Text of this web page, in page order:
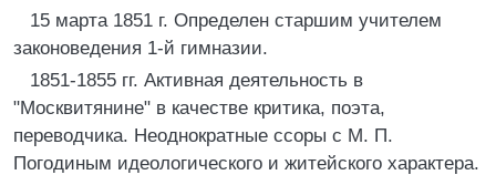
15 марта 1851 г. Определен старшим учителем
законоведения 1-й гимназии.
1851-1855 гг. Активная деятельность в
"Москвитянине" в качестве критика, поэта,
переводчика. Неоднократные ссоры с М. П.
Погодиным идеологического и житейского характера.